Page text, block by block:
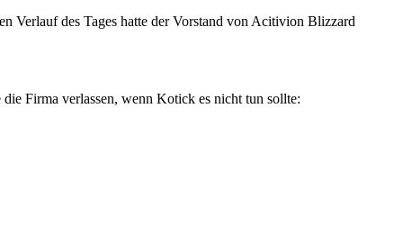
Verlauf des Tages hatte der Vorstand von Acitivion Blizzard
Firma verlassen, wenn Kotick es nicht tun sollte: